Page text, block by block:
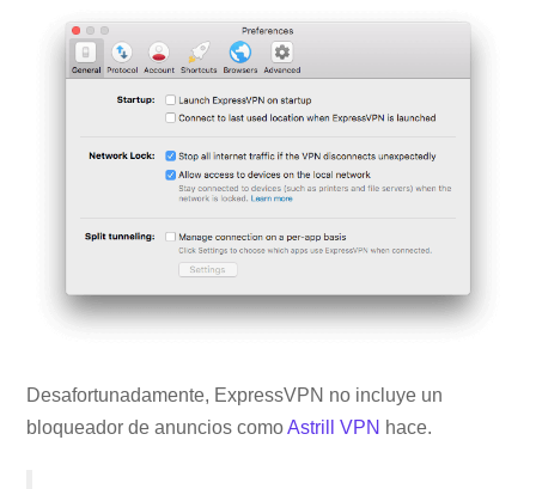
Desafortunadamente, ExpressVPN no incluye un
bloqueador de anuncios comoAstrill VPN hace.